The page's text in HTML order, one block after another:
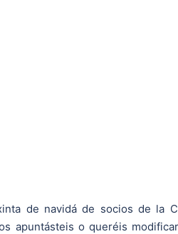
de navidá de socios de la
apuntásteis o queréis